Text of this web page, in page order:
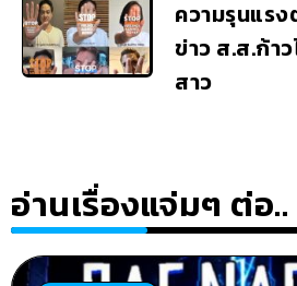
ความรุนแร
ข่าว ส.ส.ก้า
สาว
อ่านเรื่องแจ่มๆ ต่อ..